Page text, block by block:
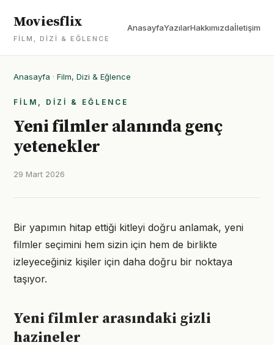
Moviesflix
FILM, DIZI & EĞLENCE
AnasayfaYazılarHakkımızdaİletişim
Anasayfa · Film, Dizi & Eğlence
FILM, DIZI & EĞLENCE
Yeni filmler alanında genç
yetenekler
29 Mart 2026
Bir yapımın hitap ettiği kitleyi doğru anlamak, yeni
filmler seçimini hem sizin için hem de birlikte
izleyeceğiniz kişiler için daha doğru bir noktaya
taşıyor.
Yeni filmler arasındaki gizli
hazineler